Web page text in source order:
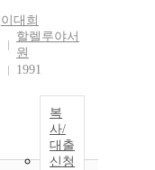
이대희
할렐루야서
원
1991
복
사/
대출
신청